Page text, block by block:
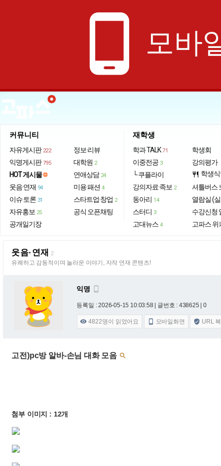
phone_android 모바
커뮤니티
자유게시판 222
익명게시판 795
HOT 게시물
웃음·연재 94
이슈·토론 31
자유홍보 25
공개일기장
정보·리뷰
대학원 2
연애상담 24
미용·패션 4
스타트업·창업 2
공식 오픈채팅
재학생
학과 TALK 71
이중전공 3
└ 쿠플라이
강의자료·족보 2
동아리 14
스터디 3
고대뉴스 4
학생회
강의평가
restaurant 학생
셔틀버스
열람실 (
수강신청
고파스 위
웃음·연재 2
유쾌하고 감동적이며 놀라운 이야기, 자작 연재 콘텐츠!
익명 
등록일 : 2026-05-15 10:03:58 | 글번호 : 438625 | 0
 4822명이 읽었어요  모바일화면  URL
고전)pc방 알바-손님 대화 모음 
첨부 이미지 : 12개